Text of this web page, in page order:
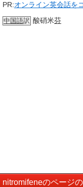
PR:オンライン英会話を
中国語訳 酸硝米芬
nitromifeneのページ